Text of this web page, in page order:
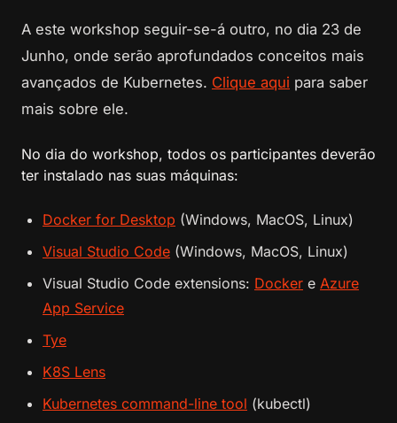
A este workshop seguir-se-á outro, no dia 23 de
Junho, onde serão aprofundados conceitos mais
avançados de Kubernetes. Clique aqui para saber
mais sobre ele.
No dia do workshop, todos os participantes deverão
ter instalado nas suas máquinas:
Docker for Desktop (Windows, MacOS, Linux)
Visual Studio Code (Windows, MacOS, Linux)
Visual Studio Code extensions: Docker e Azure
App Service
Tye
K8S Lens
Kubernetes command-line tool (kubectl)